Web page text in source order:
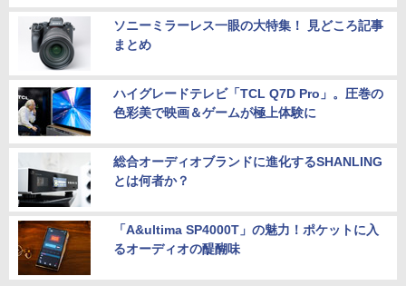
ソニーミラーレス一眼の大特集！ 見どころ記事
まとめ
ハイグレードテレビ「TCL Q7D Pro」。圧巻の
色彩美で映画＆ゲームが極上体験に
総合オーディオブランドに進化するSHANLING
とは何者か？
「A&ultima SP4000T」の魅力！ポケットに入
るオーディオの醍醐味